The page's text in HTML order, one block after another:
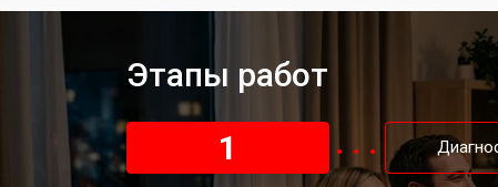
Замена HDMI порта
Этапы работ
1